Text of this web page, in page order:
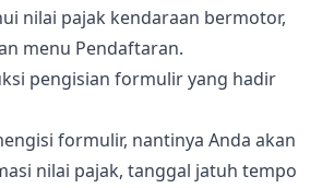
nilai pajak kendaraan bermotor,
menu Pendaftaran.
pengisian formulir yang hadir
formulir, nantinya Anda akan
nilai pajak, tanggal jatuh tempo